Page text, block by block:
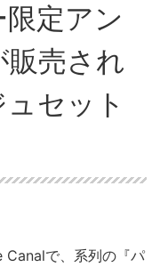
定アン
販売され
セット
Canalで、系列の『パ